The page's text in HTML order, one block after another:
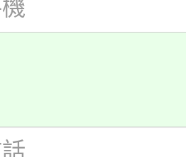
)教師甄選結果(
115學年度第
教師甄選結果(
文化大學推廣
》溝通分析基
學生輔導中心